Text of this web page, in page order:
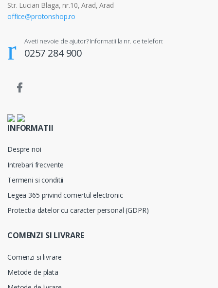
Str. Lucian Blaga, nr.10, Arad, Arad
office@protonshop.ro
Aveti nevoie de ajutor? Informatii la nr. de telefon:
0257 284 900
INFORMATII
Despre noi
Intrebari frecvente
Termeni si conditii
Legea 365 privind comertul electronic
Protectia datelor cu caracter personal (GDPR)
COMENZI SI LIVRARE
Comenzi si livrare
Metode de plata